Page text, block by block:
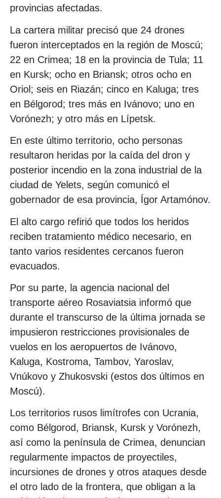
provincias afectadas.
La cartera militar precisó que 24 drones
fueron interceptados en la región de Moscú;
22 en Crimea; 18 en la provincia de Tula; 11
en Kursk; ocho en Briansk; otros ocho en
Oriol; seis en Riazán; cinco en Kaluga; tres
en Bélgorod; tres más en Ivánovo; uno en
Vorónezh; y otro más en Lípetsk.
En este último territorio, ocho personas
resultaron heridas por la caída del dron y
posterior incendio en la zona industrial de la
ciudad de Yelets, según comunicó el
gobernador de esa provincia, Ígor Artamónov.
El alto cargo refirió que todos los heridos
reciben tratamiento médico necesario, en
tanto varios residentes cercanos fueron
evacuados.
Por su parte, la agencia nacional del
transporte aéreo Rosaviatsia informó que
durante el transcurso de la última jornada se
impusieron restricciones provisionales de
vuelos en los aeropuertos de Ivánovo,
Kaluga, Kostroma, Tambov, Yaroslav,
Vnúkovo y Zhukosvski (estos dos últimos en
Moscú).
Los territorios rusos limítrofes con Ucrania,
como Bélgorod, Briansk, Kursk y Vorónezh,
así como la península de Crimea, denuncian
regularmente impactos de proyectiles,
incursiones de drones y otros ataques desde
el otro lado de la frontera, que obligan a la